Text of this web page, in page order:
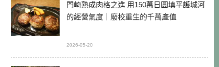
門崎熟成肉格之進 用150萬日圓填平護城河
的經營氣度｜廢校重生的千萬產值
2026-05-20